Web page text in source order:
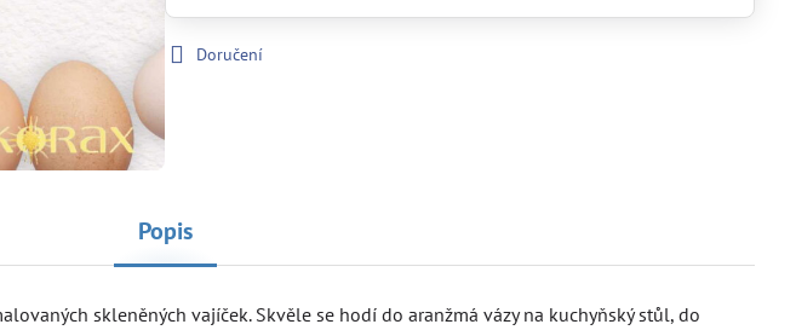
Doručení
Popis
skleněných vajíček. Skvěle se hodí do aranžmá vázy na kuchyňský stůl, do